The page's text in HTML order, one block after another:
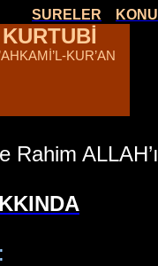
SURELER
KUR’AN
Rahim